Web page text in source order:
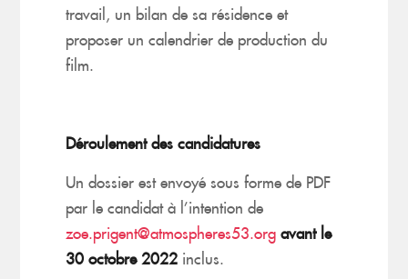
travail, un bilan de sa résidence et
proposer un calendrier de production du
film.
Déroulement des candidatures
Un dossier est envoyé sous forme de PDF
par le candidat à l’intention de
zoe.prigent@atmospheres53.org avant le
30 octobre 2022 inclus.